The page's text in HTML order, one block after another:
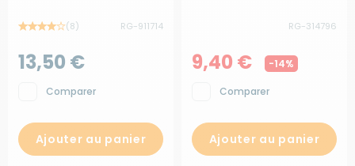
(8) RG-911714
13,50 €
Comparer
Ajouter au panier
RG-314796
9,40 € -14%
Comparer
Ajouter au panier